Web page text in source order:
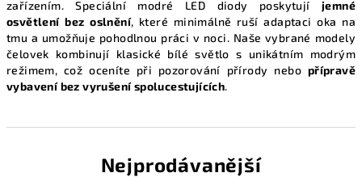
zařízením. Speciální modré LED diody poskytují jemné
osvětlení bez oslnění, které minimálně ruší adaptaci oka na
tmu a umožňuje pohodlnou práci v noci. Naševybrané modely
čelovek kombinují klasické bílé světlo s unikátním modrým
režimem, což oceníte při pozorování přírody nebo přípravě
vybavení bez vyrušení spolucestujících.
Nejprodávanější